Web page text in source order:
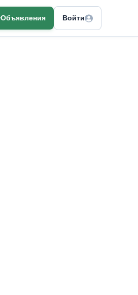
Объявления Войти